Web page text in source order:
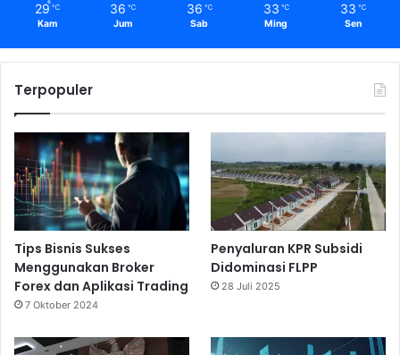
29 ℃
Kam
36 ℃
Jum
36 ℃
Sab
33 ℃
Ming
33 ℃
Sen
Terpopuler
Tips Bisnis Sukses
Menggunakan Broker
Forex dan Aplikasi Trading
7 Oktober 2024
Penyaluran KPR Subsidi
Didominasi FLPP
28 Juli 2025